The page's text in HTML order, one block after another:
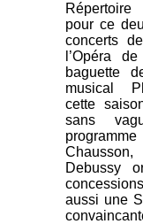
pour ce
concerts
l’Opéra
baguette
musical
cette
sans
Debussy
aussi une